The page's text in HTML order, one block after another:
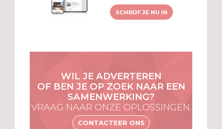
SCHRIJF JE NU IN
WIL JE ADVERTEREN
OF BEN JE OP ZOEK NAAR EEN
SAMENWERKING?
VRAAG NAAR ONZE OPLOSSINGEN.
CONTACTEER ONS